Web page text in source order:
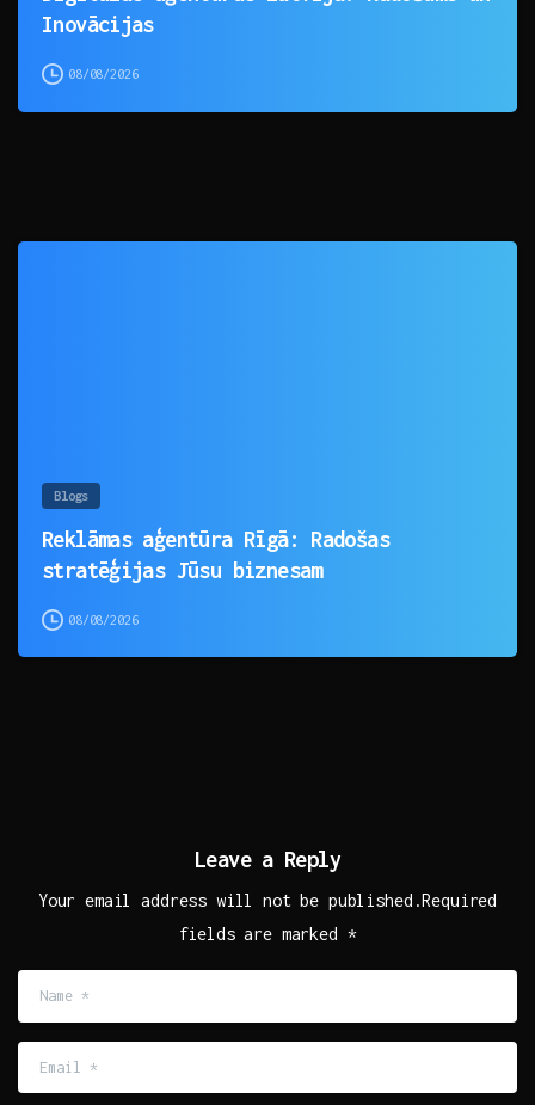
Inovācijas
08/08/2026
Blogs
Reklāmas aģentūra Rīgā: Radošas
stratēģijas Jūsu biznesam
08/08/2026
Leave a Reply
Your email address will not be published.Required
fields are marked *
*